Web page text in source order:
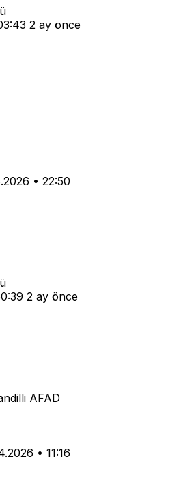
2 ay önce
• 22:50
2 ay önce
AFAD
• 11:16